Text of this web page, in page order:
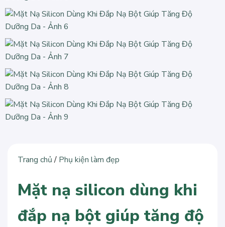
Trang chủ / Phụ kiện làm đẹp
Mặt nạ silicon dùng khi
đắp nạ bột giúp tăng độ